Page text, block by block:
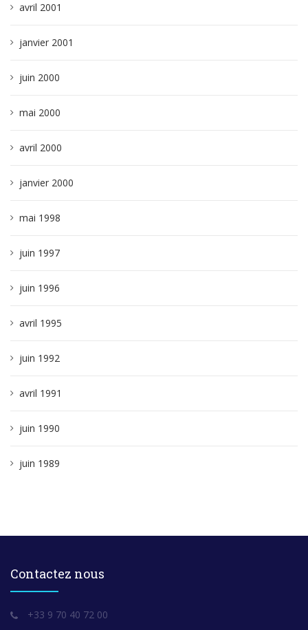
avril 2001
janvier 2001
juin 2000
mai 2000
avril 2000
janvier 2000
mai 1998
juin 1997
juin 1996
avril 1995
juin 1992
avril 1991
juin 1990
juin 1989
Contactez nous
+33 9 70 40 72 00